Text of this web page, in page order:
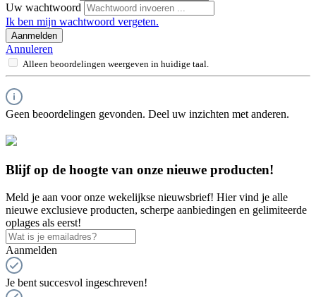
Uw wachtwoord
Ik ben mijn wachtwoord vergeten.
Aanmelden
Annuleren
Alleen beoordelingen weergeven in huidige taal.
Geen beoordelingen gevonden. Deel uw inzichten met anderen.
Blijf op de hoogte van onze nieuwe producten!
Meld je aan voor onze wekelijkse nieuwsbrief! Hier vind je alle
nieuwe exclusieve producten, scherpe aanbiedingen en gelimiteerde
oplages als eerst!
Aanmelden
Je bent succesvol ingeschreven!